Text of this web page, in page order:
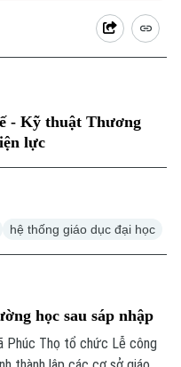
- Kỹ thuật Thương
lực
hệ thống giáo dục đại học
học sau sáp nhập
Phúc Thọ tổ chức Lễ công